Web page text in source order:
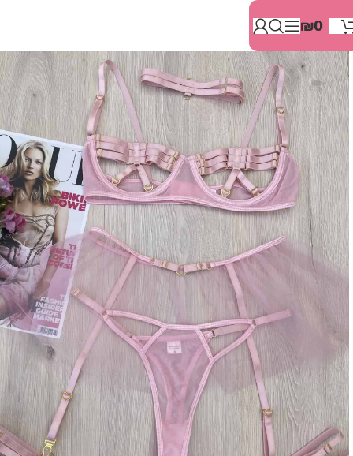
זֶה
מַעֲרֶכֶת
"המרכז
הישראלי
לְהַנְגָּשָׁת
אָתָרִים".
הַמְּסַיַּעַת
לִנְגִישׁוּת
הָאֲתָר.
לִפְתִיחַת
תַּפְרִיט
הֵנְּגִישׁוּת
לְחַץ
ALT+0
₪0